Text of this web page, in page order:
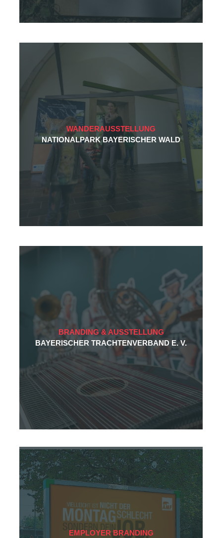
Wenig Zeit?
WANDERAUSSTELLUNG
NATIONALPARK BAYERISCHER WALD
BRANDING & AUSSTELLUNG
BAYERISCHER TRACHTENVERBAND E. V.
EMPLOYER BRANDING